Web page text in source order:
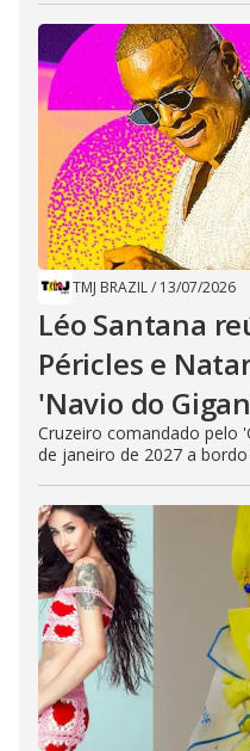
TMJ BRAZIL/ 13/07/2026
Léo Santana
Péricles e
'Navio do
Cruzeiro comandado pelo
de janeiro de 2027 a